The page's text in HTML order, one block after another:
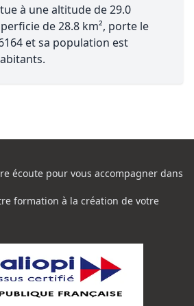
à une altitude de 29.0
de 28.8 km², porte le
et sa population est
écoute pour vous accompagner dans
formation à la création de votre